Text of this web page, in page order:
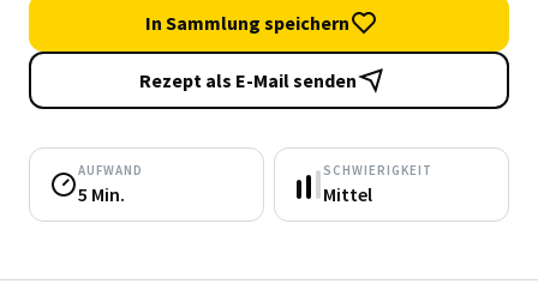
In Sammlung speichern
Rezept als E-Mail senden
AUFWAND
5 Min.
SCHWIERIGKEIT
Mittel